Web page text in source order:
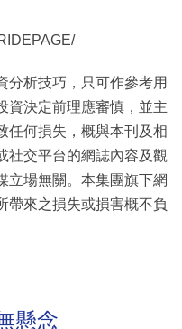
分析技巧，只可作參考用
資決定前理應審慎，並主
任何損失，概與本刊及相
社交平台的網誌內容及觀
立場無關。本集團旗下網
帶來之損失或損害概不負
懸念